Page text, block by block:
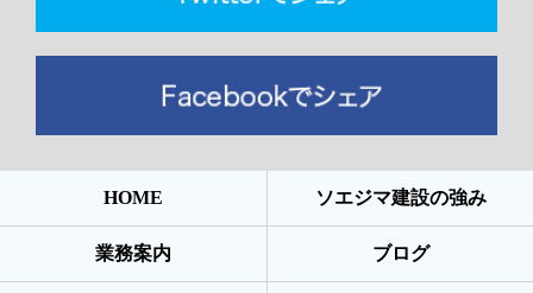
HOME ソエジマ建設の強み
業務案内 ブログ